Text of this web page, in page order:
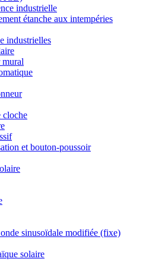
industrielle
étanche aux intempéries
industrielles
mural
cloche
et bouton-poussoir
sinusoïdale modifiée (fixe)
solaire